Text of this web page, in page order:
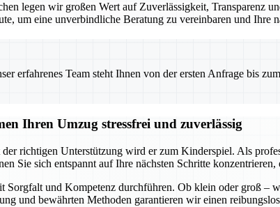
legen wir großen Wert auf Zuverlässigkeit, Transparenz
um eine unverbindliche Beratung zu vereinbaren und Ihre
erfahrenes Team steht Ihnen von der ersten Anfrage bis
Ihren Umzug stressfrei und zuverlässig
richtigen Unterstützung wird er zum Kinderspiel. Als
Sie sich entspannt auf Ihre nächsten Schritte
Sorgfalt und Kompetenz durchführen. Ob klein oder groß –
und bewährten Methoden garantieren wir einen